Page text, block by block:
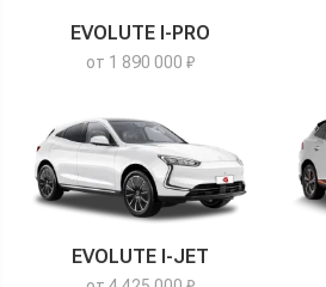
EVOLUTE I-PRO
от 1 890 000 ₽
EVOLUTE I-JET